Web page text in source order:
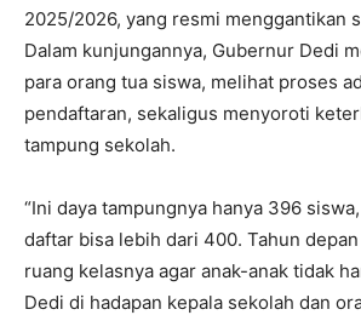
2025/2026, yang resmi menggantikan
Dalam kunjungannya, Gubernur Dedi
para orang tua siswa, melihat proses
pendaftaran, sekaligus menyoroti
tampung sekolah.
“Ini daya tampungnya hanya 396
daftar bisa lebih dari 400. Tahun
ruang kelasnya agar anak-anak tidak
Dedi di hadapan kepala sekolah dan